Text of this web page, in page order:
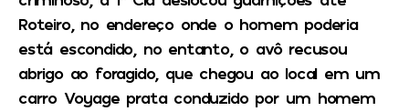
Roteiro, no endereço onde o homem poderia
está escondido, no entanto, o avô recusou
abrigo ao foragido, que chegou ao local em um
carro Voyage prata conduzido por um homem